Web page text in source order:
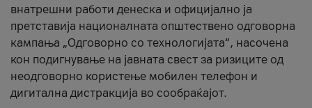
внатрешни работи денеска и официјално ја
претставија националната општествено одговорна
кампања „Одговорно со технологијата“, насочена
кон подигнување на јавната свест за ризиците од
неодговорно користење мобилен телефон и
дигитална дистракција во сообраќајот.